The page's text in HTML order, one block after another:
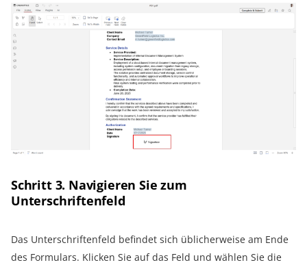
Schritt 3. Navigieren Sie zum
Unterschriftenfeld
Das Unterschriftenfeld befindet sich üblicherweise am Ende
des Formulars. Klicken Sie auf das Feld und wählen Sie die